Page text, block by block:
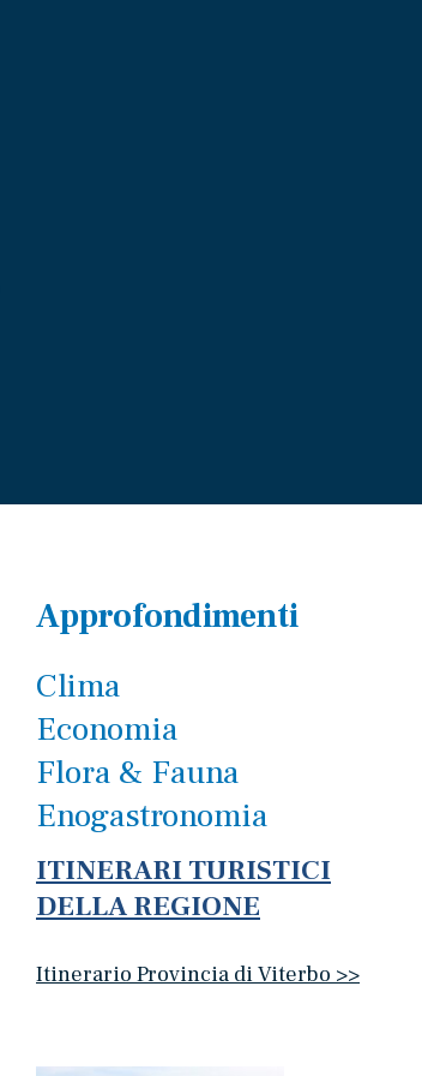
Approfondimenti
Clima
Economia
Flora & Fauna
Enogastronomia
ITINERARI TURISTICI
DELLA REGIONE
Itinerario Provincia di Viterbo >>